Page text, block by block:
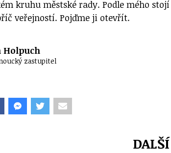
kruhu městské rady. Podle mého
veřejností. Pojďme ji otevřít.
Holpuch
zastupitel